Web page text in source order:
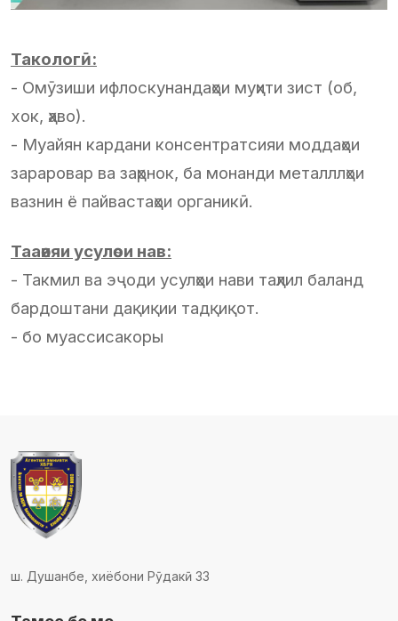
Такологӣ:
- Омӯзиши ифлоскунандаҳои муҳити зист (об,
хок, ҳаво).
- Муайян кардани консентратсияи моддаҳои
зараровар ва заҳрнок, ба монанди металллҳои
вазнин ё пайвастаҳои органикӣ.
Тааѳияи усулѳои нав:
- Такмил ва эҷоди усулҳои нави таҳлил баланд
бардоштани дақиқии тадқиқот.
- бо муассисакоры
ш. Душанбе, хиёбони Рӯдакӣ 33